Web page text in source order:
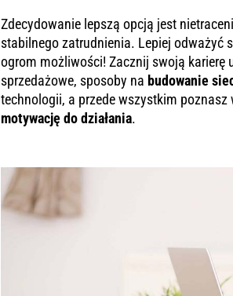
Zdecydowanie lepszą opcją jest
stabilnego zatrudnienia. Lepiej odważyć
ogrom możliwości! Zacznij swoją karierę
sprzedażowe, sposoby na budowanie
technologii, a przede wszystkim
motywację do działania.